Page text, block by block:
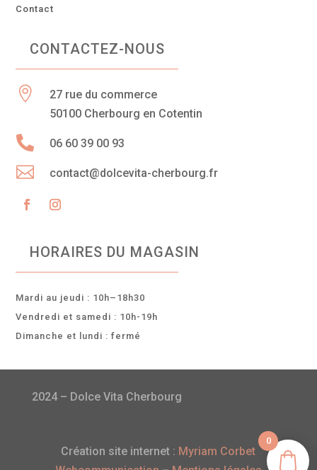
Contact
CONTACTEZ-NOUS

27 rue du commerce
50100 Cherbourg en Cotentin
 06 60 39 00 93
 contact@dolcevita-cherbourg.fr
HORAIRES DU MAGASIN
Mardi au jeudi : 10h–18h30
Vendredi et samedi : 10h-19h
Dimanche et lundi : fermé
2024 – Dolce Vita Cherbourg
Création site internet : Myriam Corbet
0